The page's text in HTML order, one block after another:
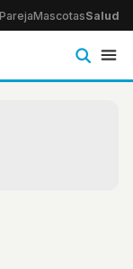
ParejaMascotasSalud